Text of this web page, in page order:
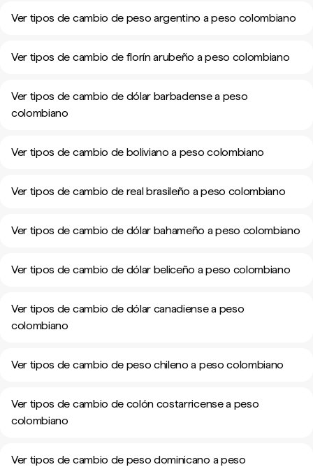
Ver tipos de cambio de peso argentino a peso colombiano
Ver tipos de cambio de florín arubeño a peso colombiano
Ver tipos de cambio de dólar barbadense a peso
colombiano
Ver tipos de cambio de boliviano a peso colombiano
Ver tipos de cambio de real brasileño a peso colombiano
Ver tipos de cambio de dólar bahameño a peso colombiano
Ver tipos de cambio de dólar beliceño a peso colombiano
Ver tipos de cambio de dólar canadiense a peso
colombiano
Ver tipos de cambio de peso chileno a peso colombiano
Ver tipos de cambio de colón costarricense a peso
colombiano
Ver tipos de cambio de peso dominicano a peso